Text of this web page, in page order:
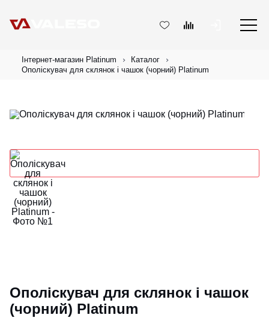
Інтернет-магазин Platinum
Каталог
Ополіскувач для склянок і чашок (чорний) Platinum
Ополіскувач для склянок і чашок
(чорний) Platinum